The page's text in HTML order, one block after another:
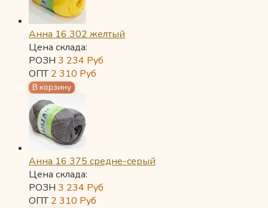
Анна 16 302 желтый
Цена склада:
РОЗН 3 234 Руб
ОПТ2 310 Руб
Анна 16 375 средне-серый
Цена склада:
РОЗН 3 234 Руб
ОПТ2 310 Руб